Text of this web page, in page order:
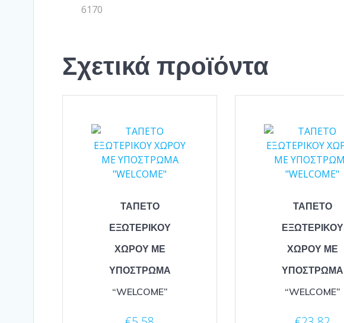
6170
Σχετικά προϊόντα
ΤΑΠΕΤΟ
ΕΞΩΤΕΡΙΚΟΥ
ΧΩΡΟΥ ΜΕ
ΥΠΟΣΤΡΩΜΑ
“WELCOME”
ΤΑΠΕΤΟ
ΕΞΩΤΕΡΙΚΟΥ
ΧΩΡΟΥ ΜΕ
ΥΠΟΣΤΡΩΜΑ
“WELCOME”